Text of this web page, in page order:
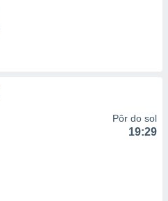
Pôr do sol
19:29